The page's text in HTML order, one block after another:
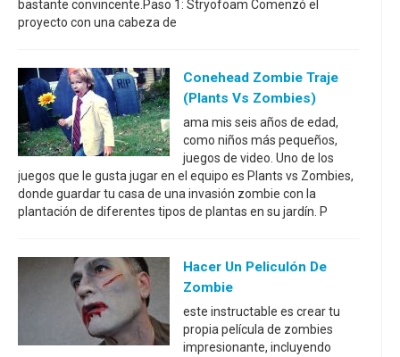
bastante convincente.Paso 1: Stryofoam Comenzó el
proyecto con una cabeza de
Conehead Zombie Traje
(Plants Vs Zombies)
ama mis seis años de edad,
como niños más pequeños,
juegos de video. Uno de los
juegos que le gusta jugar en el equipo es Plants vs Zombies,
donde guardar tu casa de una invasión zombie con la
plantación de diferentes tipos de plantas en su jardín. P
Hacer Un Peliculón De
Zombie
este instructable es crear tu
propia película de zombies
impresionante, incluyendo